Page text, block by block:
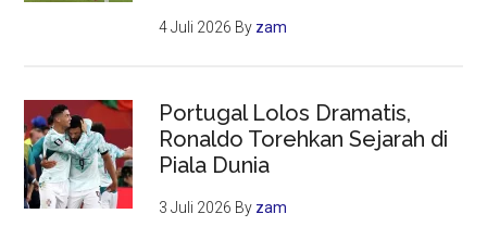
4 Juli 2026 By zam
Portugal Lolos Dramatis,
Ronaldo Torehkan Sejarah di
Piala Dunia
3 Juli 2026 By zam